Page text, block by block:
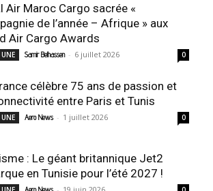
Air Maroc Cargo sacrée «
de l’année – Afrique » aux
Air Cargo Awards
Samir Belhassen - 6 juillet 2026 0
célèbre 75 ans de passion et
entre Paris et Tunis
Aero News - 1 juillet 2026 0
: Le géant britannique Jet2
en Tunisie pour l’été 2027 !